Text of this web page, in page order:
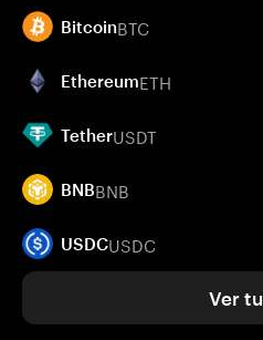
BitcoinBTC
EthereumETH
TetherUSDT
BNBBNB
USDCUSDC
Ver